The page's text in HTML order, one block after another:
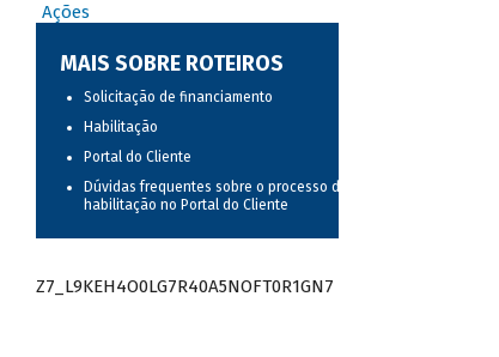
Ações
MAIS SOBRE ROTEIROS
Solicitação de financiamento
Habilitação
Portal do Cliente
Dúvidas frequentes sobre o processo de
habilitação no Portal do Cliente
Z7_L9KEH4O0LG7R40A5NOFT0R1GN7